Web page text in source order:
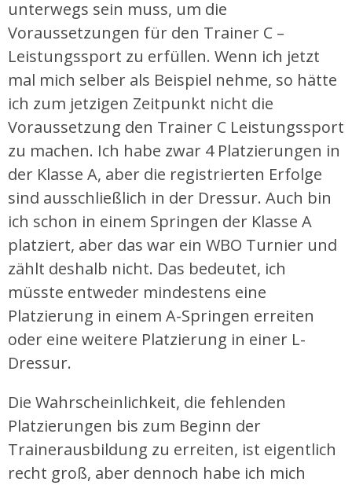
unterwegs sein muss, um die
Voraussetzungen für den Trainer C –
Leistungssport zu erfüllen. Wenn ich jetzt
mal mich selber als Beispiel nehme, so hätte
ich zum jetzigen Zeitpunkt nicht die
Voraussetzung den Trainer C Leistungssport
zu machen. Ich habe zwar 4 Platzierungen in
der Klasse A, aber die registrierten Erfolge
sind ausschließlich in der Dressur. Auch bin
ich schon in einem Springen der Klasse A
platziert, aber das war ein WBO Turnier und
zählt deshalb nicht. Das bedeutet, ich
müsste entweder mindestens eine
Platzierung in einem A-Springen erreiten
oder eine weitere Platzierung in einer L-
Dressur.
Die Wahrscheinlichkeit, die fehlenden
Platzierungen bis zum Beginn der
Trainerausbildung zu erreiten, ist eigentlich
recht groß, aber dennoch habe ich mich